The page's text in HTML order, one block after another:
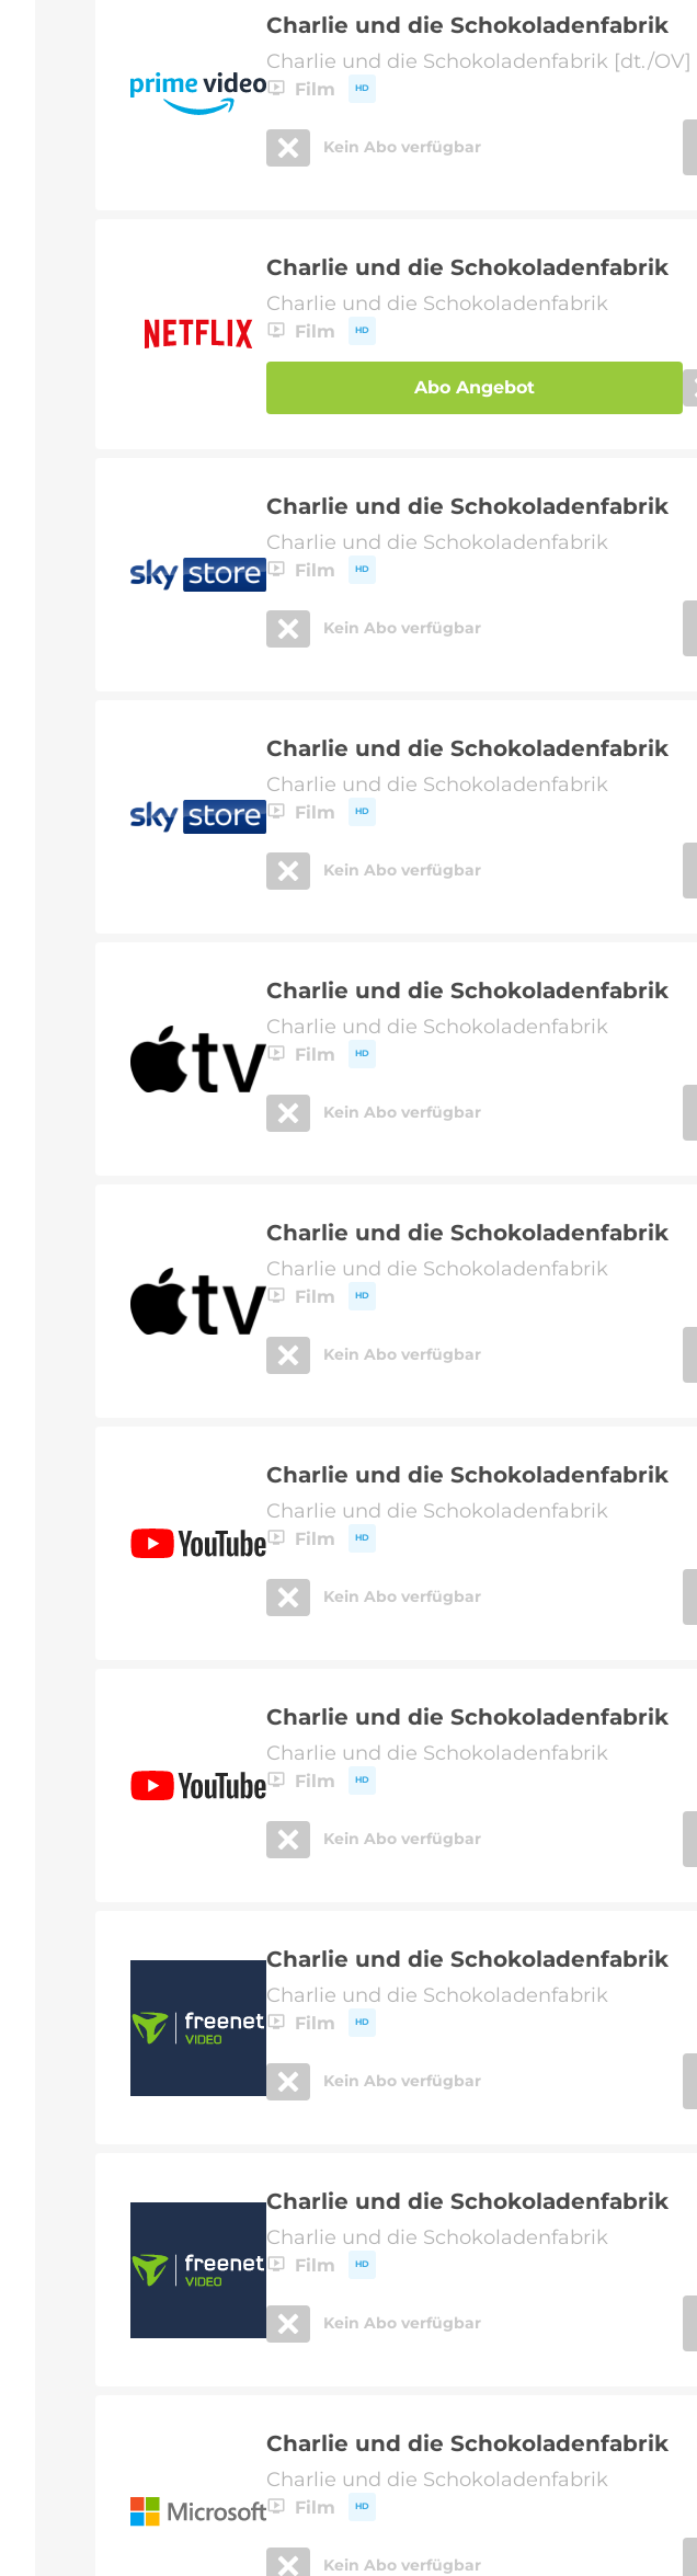
Charlie und die Schokoladenfabrik
Charlie und die Schokoladenfabrik [dt./OV]
Film HD
Kein Abo verfügbar
Charlie und die Schokoladenfabrik
Charlie und die Schokoladenfabrik
Film HD
Abo Angebot
Charlie und die Schokoladenfabrik
Charlie und die Schokoladenfabrik
Film HD
Kein Abo verfügbar
Charlie und die Schokoladenfabrik
Charlie und die Schokoladenfabrik
Film HD
Kein Abo verfügbar
Charlie und die Schokoladenfabrik
Charlie und die Schokoladenfabrik
Film HD
Kein Abo verfügbar
Charlie und die Schokoladenfabrik
Charlie und die Schokoladenfabrik
Film HD
Kein Abo verfügbar
Charlie und die Schokoladenfabrik
Charlie und die Schokoladenfabrik
Film HD
Kein Abo verfügbar
Charlie und die Schokoladenfabrik
Charlie und die Schokoladenfabrik
Film HD
Kein Abo verfügbar
Charlie und die Schokoladenfabrik
Charlie und die Schokoladenfabrik
Film HD
Kein Abo verfügbar
Charlie und die Schokoladenfabrik
Charlie und die Schokoladenfabrik
Film HD
Kein Abo verfügbar
Charlie und die Schokoladenfabrik
Charlie und die Schokoladenfabrik
Film HD
Kein Abo verfügbar